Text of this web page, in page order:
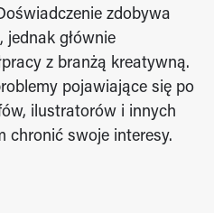
zdobywa
jednak głównie
z branżą kreatywną.
pojawiające się po
ilustratorów i innych
chronić swoje interesy.